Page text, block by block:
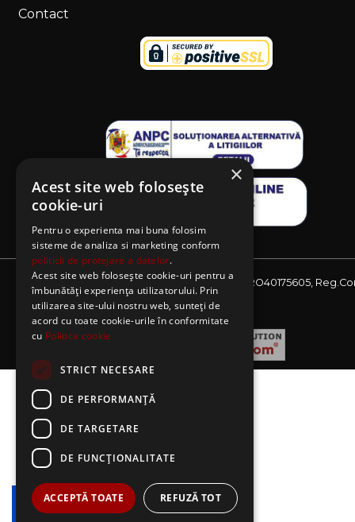
Contact
Website detinut de AE Sagres SRL, CIF: RO40175605,
J08/2727/2018
×
Acest site web folosește
cookie-uri
Pentru o experienta mai buna folosim
sisteme de analiza si marketing conform
politicii de protejare a datelor.
Acest site web folosește cookie-uri pentru a
îmbunătăți experiența utilizatorului. Prin
utilizarea site-ului nostru web, sunteți de
acord cu toate cookie-urile în conformitate
cu Politica cookie
STRICT NECESARE
DE PERFORMANȚĂ
DE TARGETARE
DE FUNCŢIONALITATE
ACCEPTĂ TOATE REFUZĂ TOT